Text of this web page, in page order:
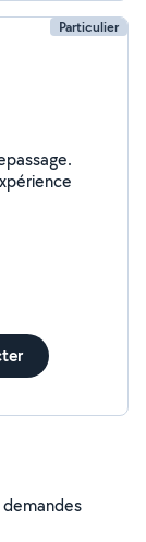
Après
parParticulier